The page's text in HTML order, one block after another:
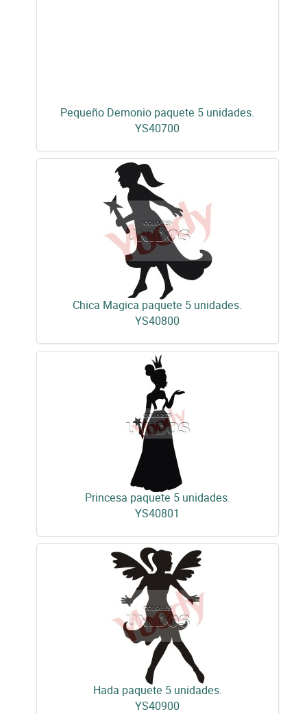
Pequeño Demonio paquete 5 unidades.
YS40700
Chica Magica paquete 5 unidades.
YS40800
Princesa paquete 5 unidades.
YS40801
Hada paquete 5 unidades.
YS40900